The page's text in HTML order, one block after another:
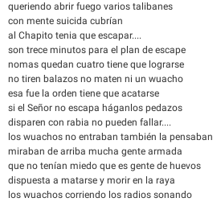
queriendo abrir fuego varios talibanes
con mente suicida cubrían
al Chapito tenia que escapar....
son trece minutos para el plan de escape
nomas quedan cuatro tiene que lograrse
no tiren balazos no maten ni un wuacho
esa fue la orden tiene que acatarse
si el Señor no escapa háganlos pedazos
disparen con rabia no pueden fallar....
los wuachos no entraban también la pensaban
miraban de arriba mucha gente armada
que no tenían miedo que es gente de huevos
dispuesta a matarse y morir en la raya
los wuachos corriendo los radios sonando